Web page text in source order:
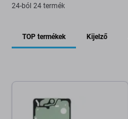
24-ból 24 termék
TOP termékek Kijelző